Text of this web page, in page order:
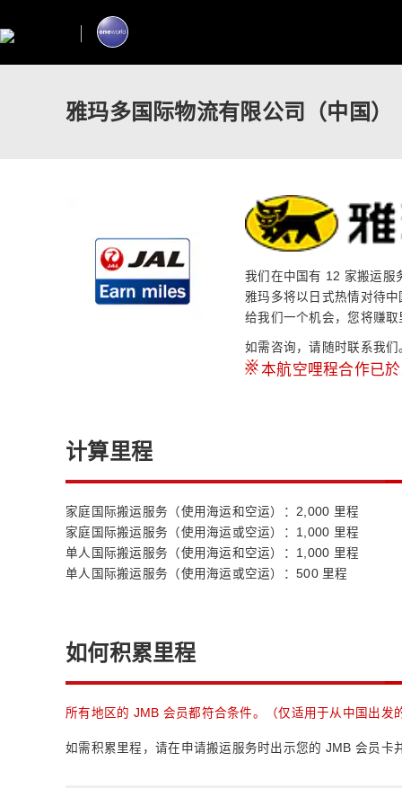
雅玛多国际物流有限公司（中国）
我们在中国有 12 家搬运服
雅玛多将以日式热情对待
给我们一个机会，您将赚取
如需咨询，请随时联系我们
※本航空哩程合作已
计算里程
家庭国际搬运服务（使用海运和空运）：2,000 里程
家庭国际搬运服务（使用海运或空运）：1,000 里程
单人国际搬运服务（使用海运和空运）：1,000 里程
单人国际搬运服务（使用海运或空运）：500 里程
如何积累里程
所有地区的 JMB 会员都符合条件。（仅适用于从中国出发
如需积累里程，请在申请搬运服务时出示您的 JMB 会员